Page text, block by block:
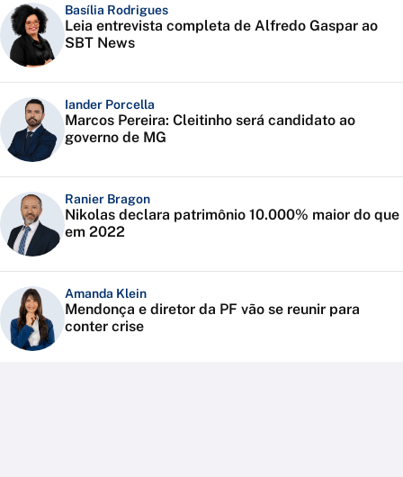
Basília Rodrigues
Leia entrevista completa de Alfredo Gaspar ao
SBT News
Iander Porcella
Marcos Pereira: Cleitinho será candidato ao
governo de MG
Ranier Bragon
Nikolas declara patrimônio 10.000% maior do que
em 2022
Amanda Klein
Mendonça e diretor da PF vão se reunir para
conter crise